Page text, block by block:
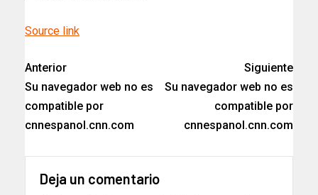
Source link
Anterior
Su navegador web no es
compatible por
cnnespanol.cnn.com
Siguiente
Su navegador web no es
compatible por
cnnespanol.cnn.com
Deja un comentario